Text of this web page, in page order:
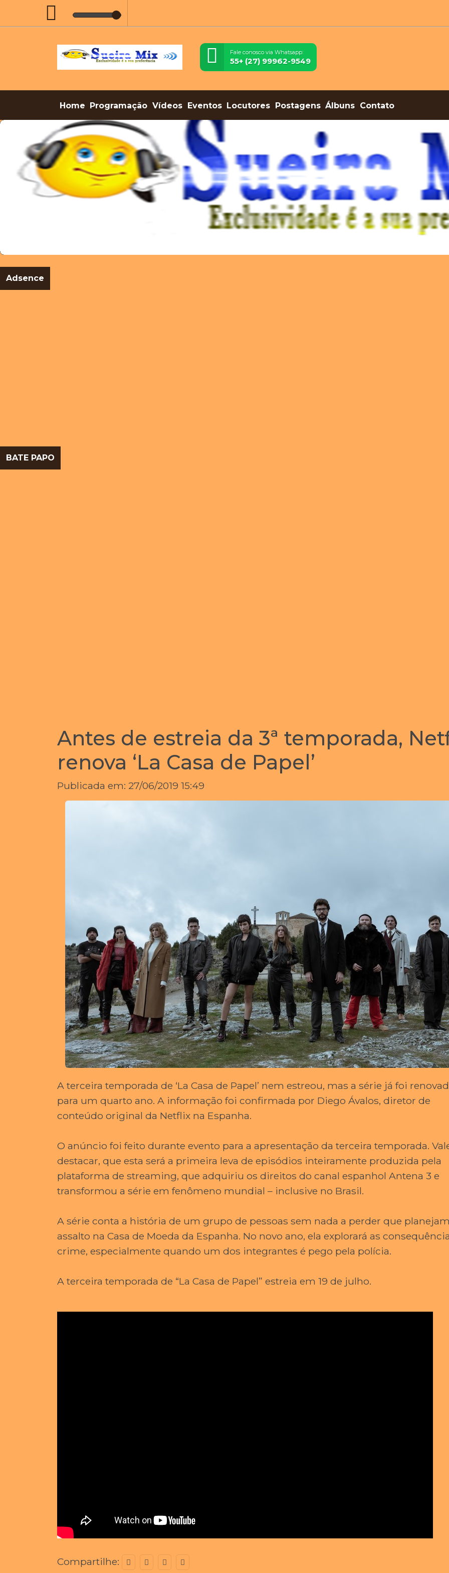
Fale conosco via Whatsapp:
55+ (27) 99962-9549
Home Programação Vídeos Eventos Locutores Postagens Álbuns Contato
Adsence
BATE PAPO
Antes de estreia da 3ª temporada,
renova ‘La Casa de Papel’
Publicada em: 27/06/2019 15:49
A terceira temporada de ‘La Casa de Papel’ nem estreou, mas a série já foi
para um quarto ano. A informação foi confirmada por Diego Ávalos, diretor de
conteúdo original da Netflix na Espanha.
O anúncio foi feito durante evento para a apresentação da terceira temporada.
destacar, que esta será a primeira leva de episódios inteiramente produzida pela
plataforma de streaming, que adquiriu os direitos do canal espanhol Antena 3 e
transformou a série em fenômeno mundial – inclusive no Brasil.
A série conta a história de um grupo de pessoas sem nada a perder que
assalto na Casa de Moeda da Espanha. No novo ano, ela explorará as
crime, especialmente quando um dos integrantes é pego pela polícia.
A terceira temporada de “La Casa de Papel” estreia em 19 de julho.
Compartilhe: